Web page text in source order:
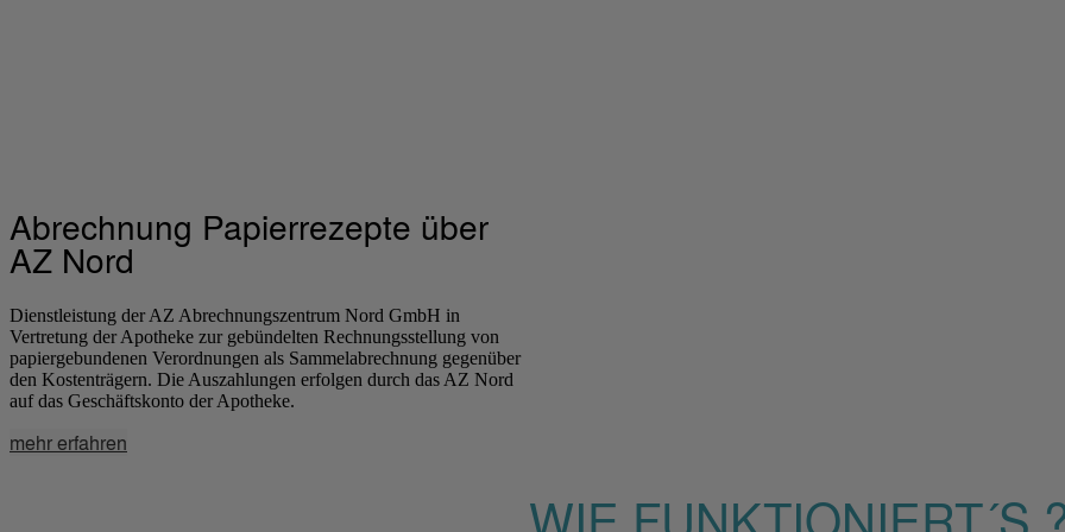
Abrechnung Papierrezepte über
AZ Nord
Dienstleistung der AZ Abrechnungszentrum Nord GmbH in
Vertretung der Apotheke zur gebündelten Rechnungsstellung von
papiergebundenen Verordnungen als Sammelabrechnung gegenüber
den Kostenträgern. Die Auszahlungen erfolgen durch das AZ Nord
auf das Geschäftskonto der Apotheke.
mehr erfahren